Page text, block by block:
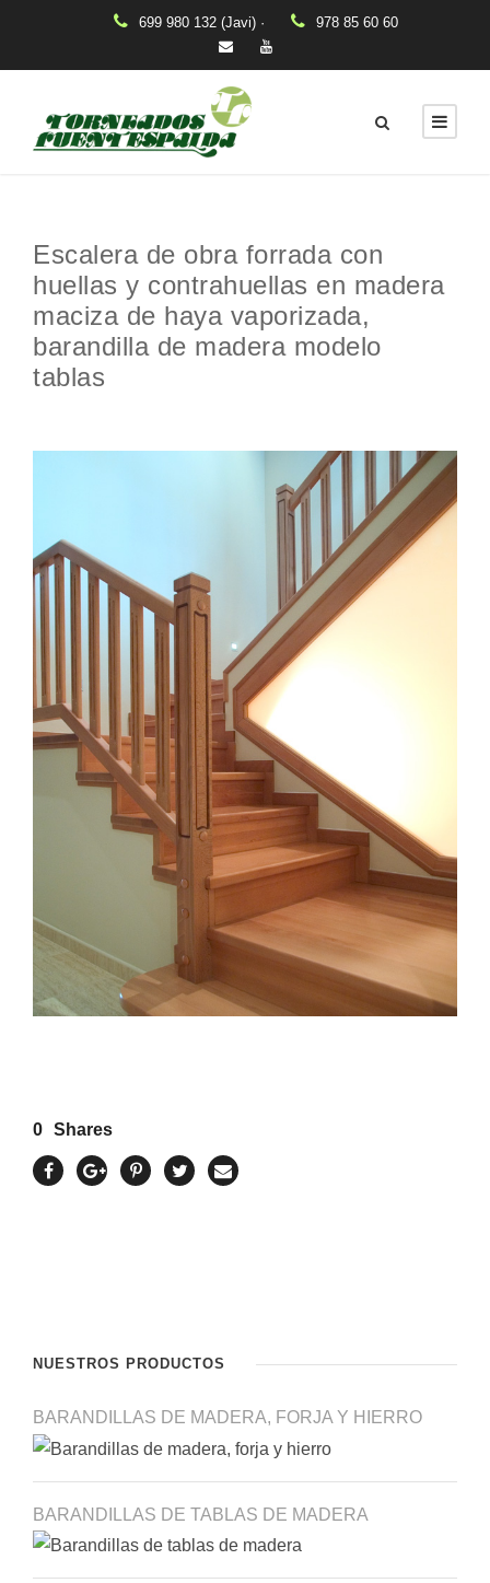
699 980 132 (Javi) · 978 85 60 60
Escalera de obra forrada con
huellas y contrahuellas en madera
maciza de haya vaporizada,
barandilla de madera modelo
tablas
0 Shares
NUESTROS PRODUCTOS
BARANDILLAS DE MADERA, FORJA Y HIERRO
BARANDILLAS DE TABLAS DE MADERA